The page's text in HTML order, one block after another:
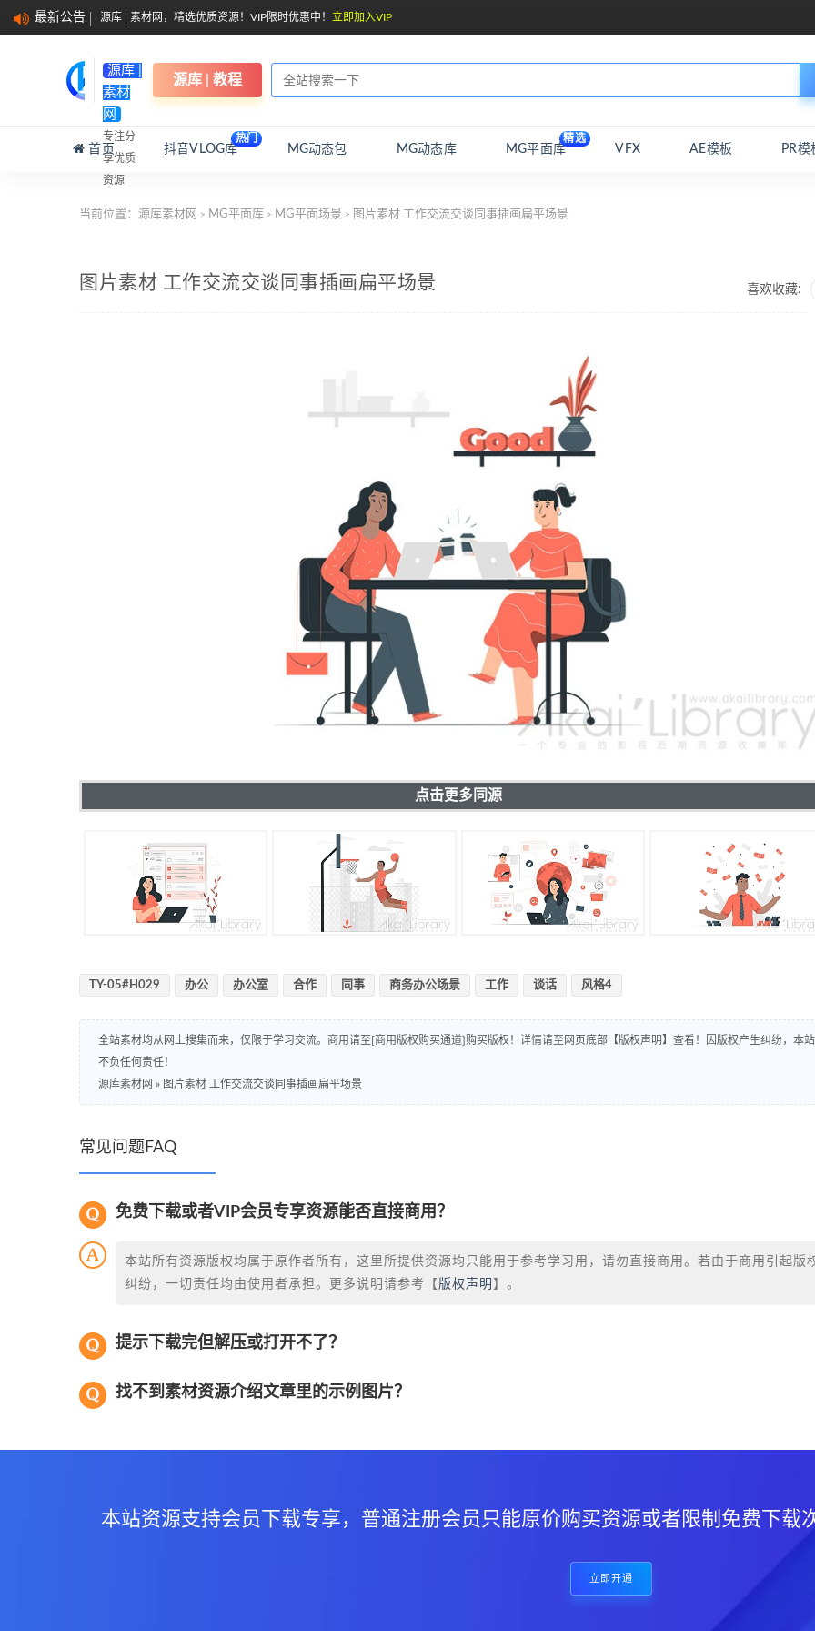
最新公告 源库 | 素材网，精选优质资源！VIP限时优惠中！ 立即加入VIP
源库 |
素材
网
专注分
享优质
资源
源库 | 教程
首页 抖音VLOG库
热门
MG动态包 MG动态库 MG平面库
精选
VFX AE模板 PR模
当前位置： 源库素材网 > MG平面库 > MG平面场景 > 图片素材 工作交流交谈同事插画扁平场景
喜欢收藏:
图片素材 工作交流交谈同事插画扁平场景
点击更多同源
TY-05#H029 办公 办公室 合作 同事 商务办公场景 工作 谈话 风格4
全站素材均从网上搜集而来，仅限于学习交流。商用请至[商用版权购买通道]购买版权！详情请至网页底部【版权声明】查看！因版权产生纠纷，本站
不负任何责任！
源库素材网 » 图片素材 工作交流交谈同事插画扁平场景
常见问题FAQ
免费下载或者VIP会员专享资源能否直接商用？
本站所有资源版权均属于原作者所有，这里所提供资源均只能用于参考学习用，请勿直接商用。若由于商用引起版
纠纷，一切责任均由使用者承担。更多说明请参考【 版权声明 】。
提示下载完但解压或打开不了？
找不到素材资源介绍文章里的示例图片？
本站资源支持会员下载专享，普通注册会员只能原价购买资源或者限制免费下载
立即开通